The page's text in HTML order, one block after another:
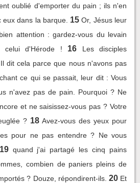
oublié d'emporter du pain ; ils n'en
dans la barque. 15 Or, Jésus leur
attention : gardez-vous du levain
celui d'Hérode !
16
Les disciples
dit cela parce que nous n'avons pas
ce qui se passait, leur dit : Vous
n'avez pas de pain. Pourquoi ? Ne
et ne saisissez-vous pas ? Votre
? 18 Avez-vous des yeux pour
pour ne pas entendre ? Ne vous
19 quand j'ai partagé les cinq pains
combien de paniers pleins de
? Douze, répondirent-ils. 20 Et